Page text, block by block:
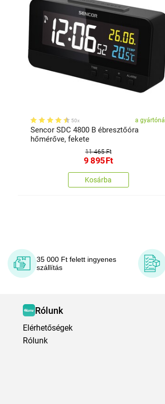
50x a gyártónál
Sencor SDC 4800 B ébresztőóra
hőmérőve, fekete
11 465 Ft
9 895Ft
Kosárba
35 000 Ft felett ingyenes
szállítás
Rólunk
Elérhetőségek
Rólunk